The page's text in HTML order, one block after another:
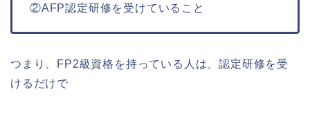
②AFP認定研修を受けていること
つまり、FP2級資格を持っている人は、認定研修を受
けるだけで